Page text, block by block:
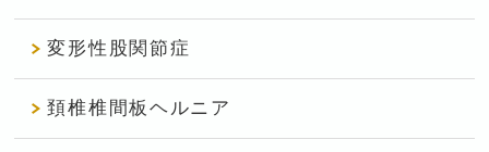
変形性股関節症
頚椎椎間板ヘルニア